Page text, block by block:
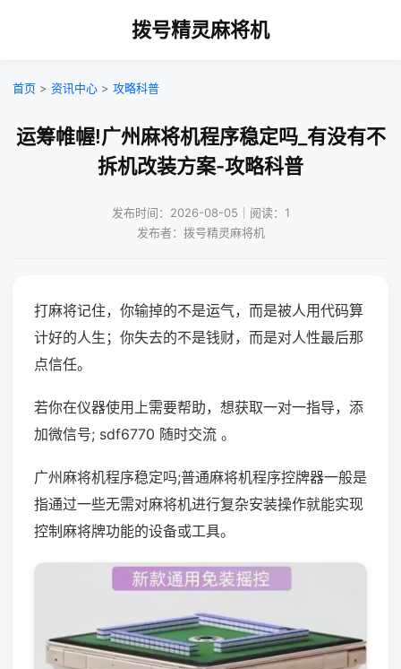
拨号精灵麻将机
首页 > 资讯中心 > 攻略科普
运筹帷幄!广州麻将机程序稳定吗_有没有不
拆机改装方案-攻略科普
发布时间：2026-08-05｜阅读：1
发布者：拨号精灵麻将机
打麻将记住，你输掉的不是运气，而是被人用代码算
计好的人生；你失去的不是钱财，而是对人性最后那
点信任。
若你在仪器使用上需要帮助，想获取一对一指导，添
加微信号; sdf6770 随时交流 。
广州麻将机程序稳定吗;普通麻将机程序控牌器一般是
指通过一些无需对麻将机进行复杂安装操作就能实现
控制麻将牌功能的设备或工具。